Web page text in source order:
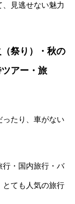
見逃せない魅力
祭り）・秋の
アー・旅
たり、車がない
行・国内旅行・バ
とても人気の旅行